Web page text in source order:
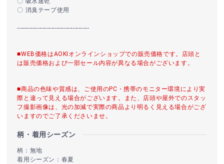
〇 消臭テープ使用
----------------------------------------
■WEB価格はAOKIオンラインショップでの販売価格です。店頭と
は販売価格および一部セール内容が異なる場合がございます。
■商品の色味や質感は、ご使用のPC・携帯のモニター環境により実
際と違って見える場合がございます。また、店頭や屋外でのスタッ
フ撮影画像は、光の加減で実際の商品より明るく見える場合がござ
いますのでご了承くださいませ。
柄・着用シーズン
柄：無地
着用シーズン：春夏